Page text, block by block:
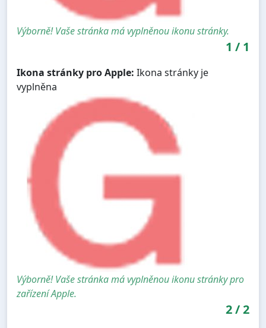
Výborně! Vaše stránka má vyplněnou ikonu stránky.
1 / 1
Ikona stránky pro Apple: Ikona stránky je
vyplněna
Výborně! Vaše stránka má vyplněnou ikonu stránky pro
zařízení Apple.
2/2